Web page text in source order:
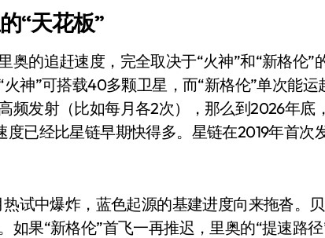
国钙钛矿探测器太空“开箱”，一边探测射线一边光伏发电
是开胃菜：合肥正在下一盘你看不懂的大棋
开水？90%的人第一步就做错了
：Anbernic第三次复刻GBA SP，情怀拉满
戏终于要登 PC，光盘党也能“以盘换数”了？
到底香不香？一篇帮你避坑+种草
，苏泊尔开始靠“擦边”续命了？
“天花板”
奥的追赶速度，完全取决于“火神”和“新格伦”
神”可搭载40多颗卫星，而“新格伦”单次能
频发射（比如每月各2次），那么到2026年底
已经比星链早期快得多。星链在2019年首次
试中爆炸，蓝色起源的基建进度向来拖沓。
如果“新格伦”首飞一再推迟，里奥的“提速路